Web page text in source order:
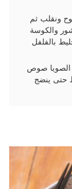
ونقلب ثم
والكوسة
بالفلفل
الصويا صوص
حتى ينضج